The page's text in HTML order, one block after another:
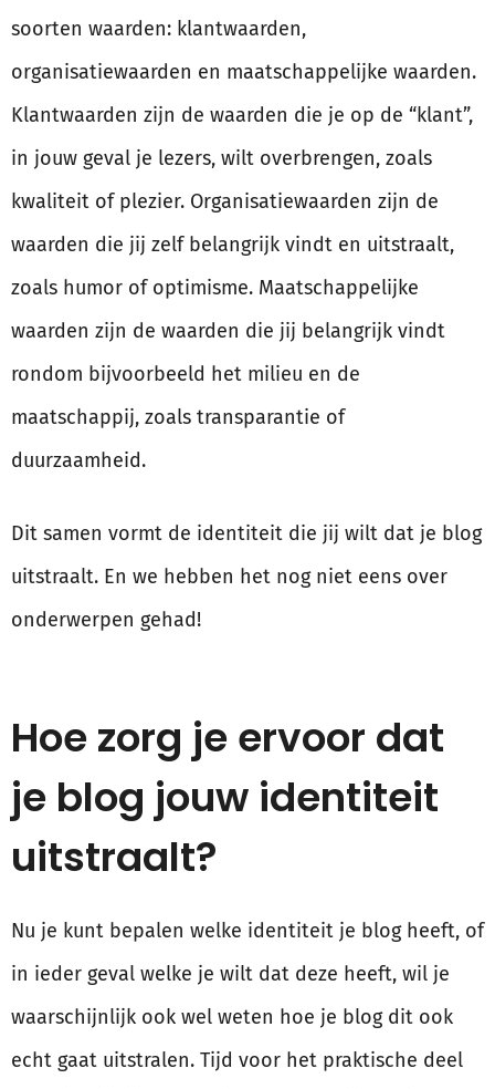
soorten waarden: klantwaarden,
organisatiewaarden en maatschappelijke waarden.
Klantwaarden zijn de waarden die je op de “klant”,
in jouw geval je lezers, wilt overbrengen, zoals
kwaliteit of plezier. Organisatiewaarden zijn de
waarden die jij zelf belangrijk vindt en uitstraalt,
zoals humor of optimisme. Maatschappelijke
waarden zijn de waarden die jij belangrijk vindt
rondom bijvoorbeeld het milieu en de
maatschappij, zoals transparantie of
duurzaamheid.
Dit samen vormt de identiteit die jij wilt dat je blog
uitstraalt. En we hebben het nog niet eens over
onderwerpen gehad!
Hoe zorg je ervoor dat
je blog jouw identiteit
uitstraalt?
Nu je kunt bepalen welke identiteit je blog heeft, of
in ieder geval welke je wilt dat deze heeft, wil je
waarschijnlijk ook wel weten hoe je blog dit ook
echt gaat uitstralen. Tijd voor het praktische deel